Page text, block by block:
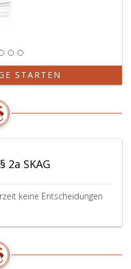
STARTEN
2a SKAG
keine Entscheidungen